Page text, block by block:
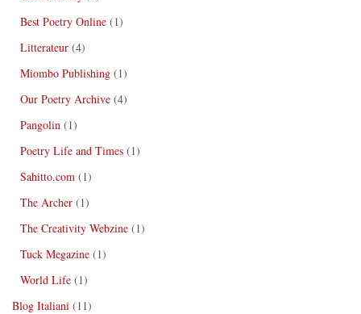
Best Poetry Online (1)
Litterateur (4)
Miombo Publishing (1)
Our Poetry Archive (4)
Pangolin (1)
Poetry Life and Times (1)
Sahitto.com (1)
The Archer (1)
The Creativity Webzine (1)
Tuck Megazine (1)
World Life (1)
Blog Italiani (11)